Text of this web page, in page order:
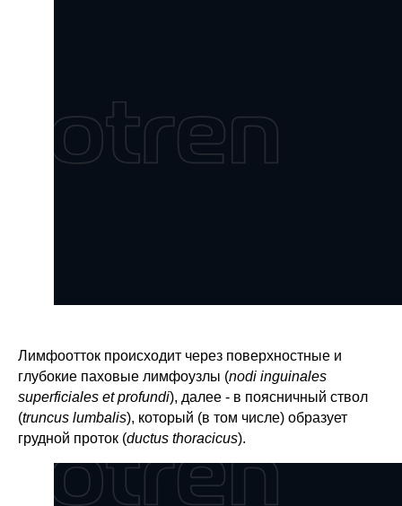
Лимфоотток происходит через поверхностные и
глубокие паховые лимфоузлы (nodi inguinales
superficiales et profundi), далее - в поясничный ствол
(truncus lumbalis), который (в том числе) образует
грудной проток (ductus thoracicus).